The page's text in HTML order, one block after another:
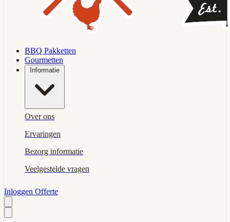
BBQ Pakketten
Gourmetten
Informatie
Over ons
Ervaringen
Bezorg informatie
Veelgestelde vragen
Inloggen Offerte